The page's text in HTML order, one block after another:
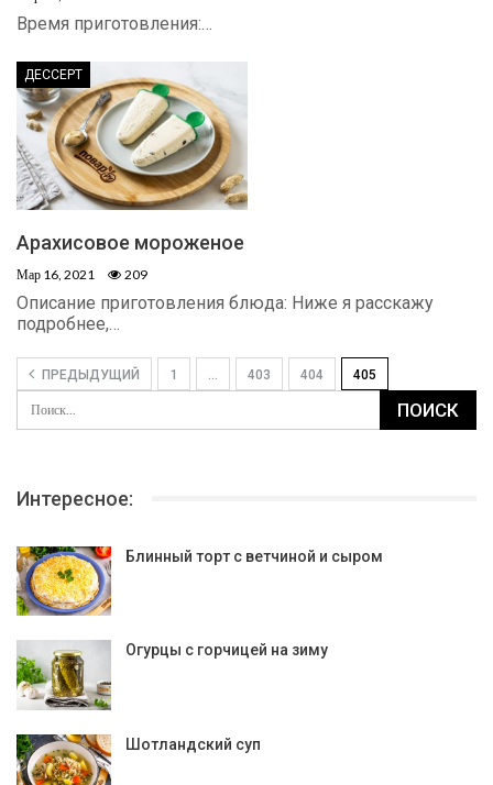
Время приготовления:…
ДЕССЕРТ
Арахисовое мороженое
Мар 16, 2021 209
Описание приготовления блюда: Ниже я расскажу
подробнее,…
ПРЕДЫДУЩИЙ 1 403 404 405
Интересное:
Блинный торт с ветчиной и сыром
Огурцы с горчицей на зиму
Шотландский суп